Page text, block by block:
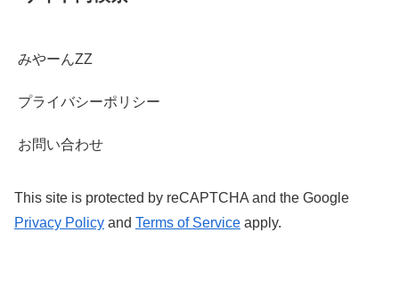
みやーんZZ
プライバシーポリシー
お問い合わせ
This site is protected by reCAPTCHA and the Google
Privacy Policy and Terms of Service apply.